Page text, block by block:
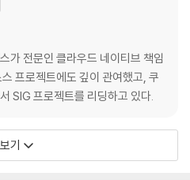
성가 전문인 클라우드 네이티브 책임
프로젝트에도 깊이 관여했고, 쿠
SIG 프로젝트를 리딩하고 있다.
기